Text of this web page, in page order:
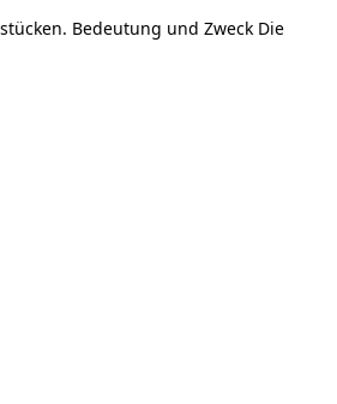
Bedeutung und Zweck Die